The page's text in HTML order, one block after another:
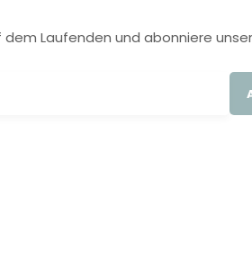
dem Laufenden und abonniere